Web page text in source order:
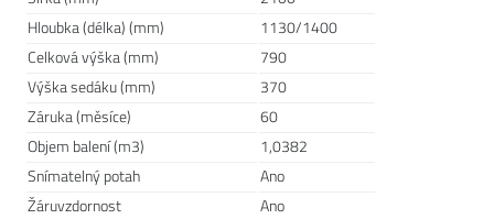
Hloubka (délka) (mm)
1130/1400
Celková výška (mm)
790
Výška sedáku (mm)
370
Záruka (měsíce)
60
Objem balení (m3)
1,0382
Snímatelný potah
Ano
Žáruvzdornost
Ano